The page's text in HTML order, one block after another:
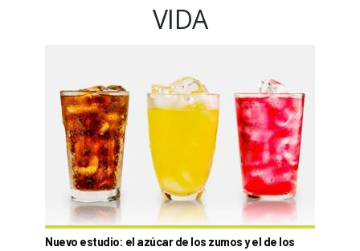
VIDA
Nuevo estudio: el azúcar de los zumos y el de los